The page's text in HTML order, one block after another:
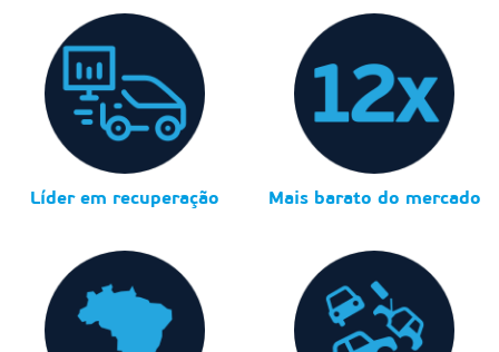
Líder em recuperação Mais barato do mercado